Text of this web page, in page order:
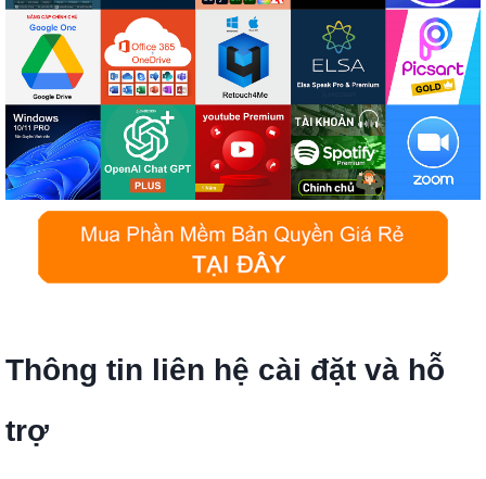
Thông tin liên hệ cài đặt và hỗ
trợ